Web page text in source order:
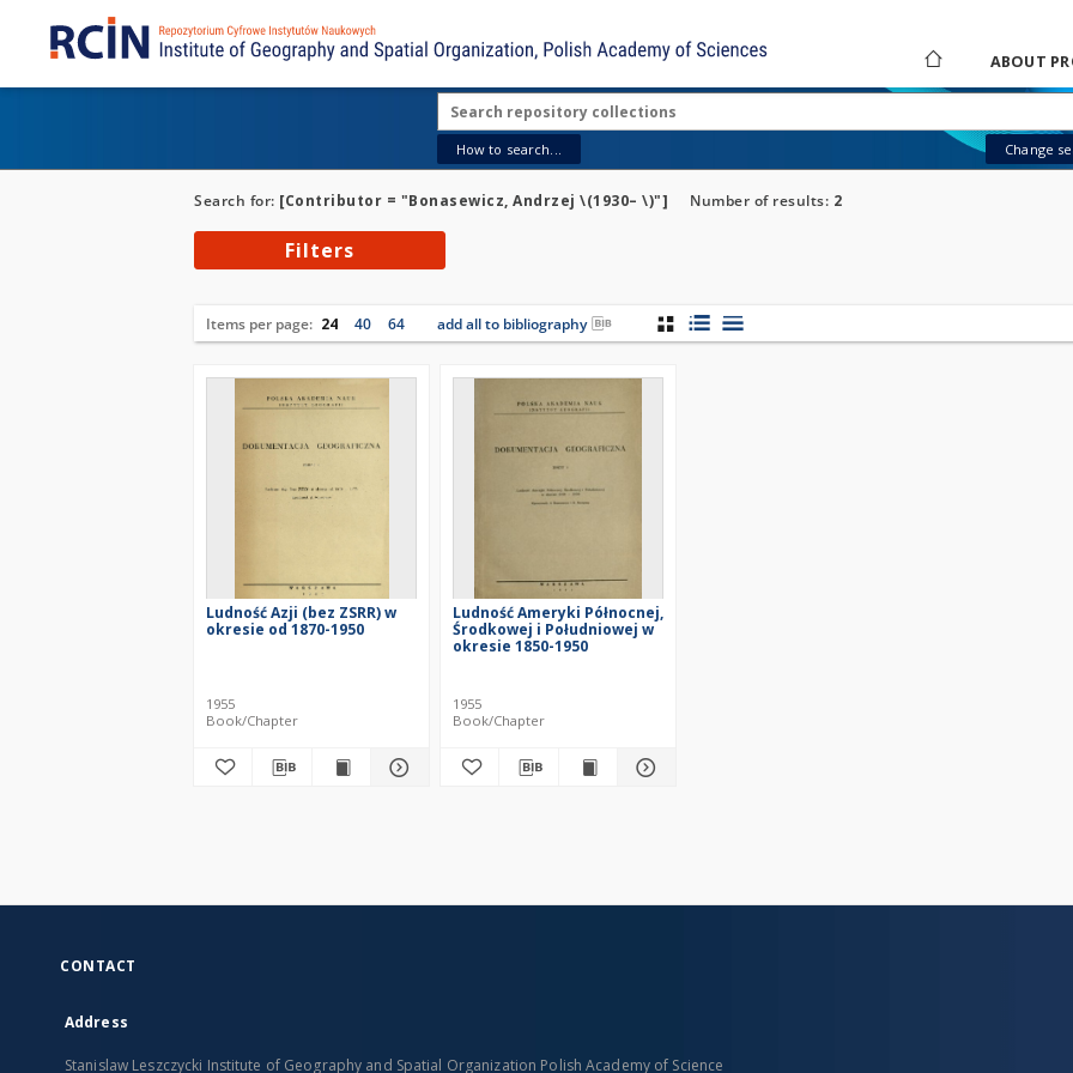
ABOUT
How to search... Change
Search for: [Contributor = "Bonasewicz, Andrzej \(1930– \)"] Number of results: 2
Filters
Items per page: 24 40 64 add all to bibliography
Ludność Azji (bez ZSRR) w
okresie od 1870-1950
1955
Book/Chapter
Ludność Ameryki Północnej,
Środkowej i Południowej w
okresie 1850-1950
1955
Book/Chapter
CONTACT
Address
Stanislaw Leszczycki Institute of Geography and Spatial Organization Polish Academy of Science